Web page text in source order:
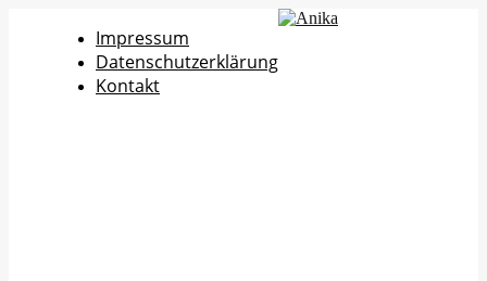
Impressum
Datenschutzerklärung
Kontakt